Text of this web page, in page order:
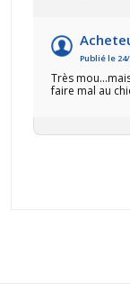
Publié le 24/
Très
faire mal au